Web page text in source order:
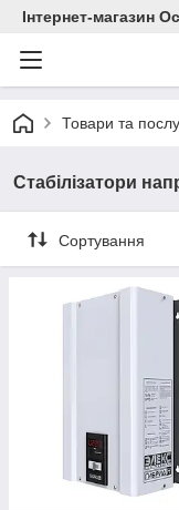
Інтернет-магазин
Товари та
Стабілізатори
Сортування